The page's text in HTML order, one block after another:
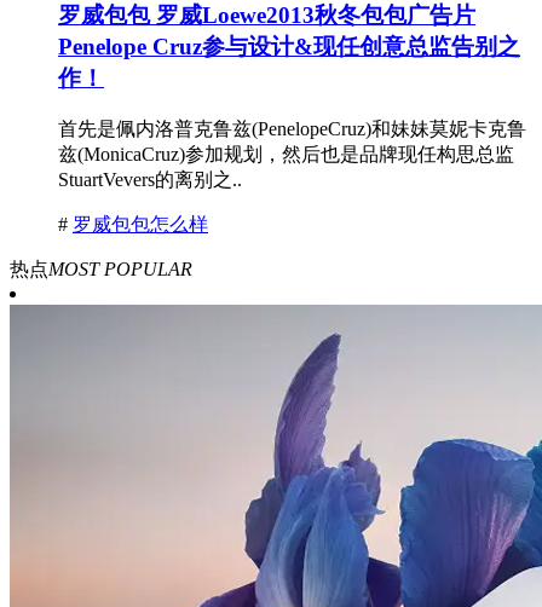
罗威包包 罗威Loewe2013秋冬包包广告片
Penelope Cruz参与设计&现任创意总监告别之
作！
首先是佩内洛普克鲁兹(PenelopeCruz)和妹妹莫妮卡克鲁
兹(MonicaCruz)参加规划，然后也是品牌现任构思总监
StuartVevers的离别之..
# 罗威包包怎么样
热点MOST POPULAR